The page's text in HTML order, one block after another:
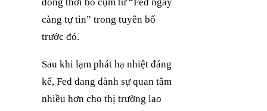
càng tự tin” trong tuyên bố
trước đó.
Sau khi lạm phát hạ nhiệt đáng
kể, Fed đang dành sự quan tâm
nhiều hơn cho thị trường lao